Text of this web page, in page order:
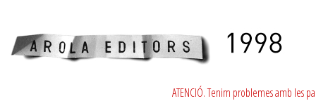
ATENCIÓ. Tenim problemes amb les